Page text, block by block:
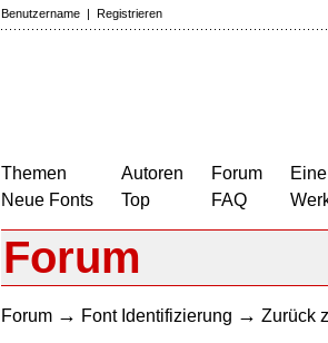
Benutzername | Registrieren
Themen
Neue Fonts
Autoren
Top
Forum
FAQ
Forum
Forum → Font Identifizierung → Zurück